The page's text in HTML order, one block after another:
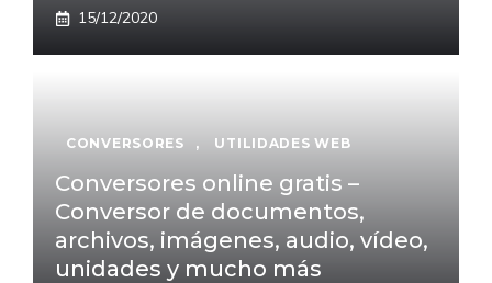
15/12/2020
CONVERSORES , UTILIDADES WEB
Conversores online gratis –
Conversor de documentos,
archivos, imágenes, audio, vídeo,
unidades y mucho más